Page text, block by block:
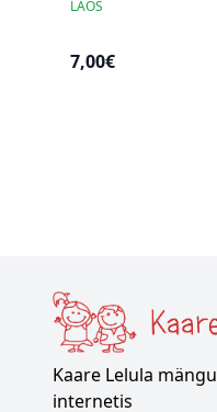
LAOS
7,00€
Kaare Lelula
internetis